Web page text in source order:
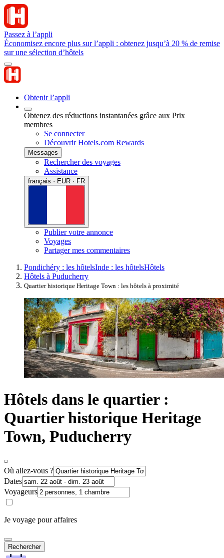
Passez à l’appli
Économisez encore plus sur l’appli : obtenez jusqu’à 20 % de remise
sur une sélection d’hôtels
Obtenir l’appli
Obtenez des réductions instantanées grâce aux Prix
membres
Se connecter
Découvrir Hotels.com Rewards
Messages
Rechercher des voyages
Assistance
français · EUR · FR
Publier votre annonce
Voyages
Partager mes commentaires
Pondichéry : les hôtelsInde : les hôtelsHôtels
Hôtels à Puducherry
Quartier historique Heritage Town : les hôtels à proximité
Hôtels dans le quartier :
Quartier historique Heritage
Town, Puducherry
Où allez-vous ?
Dates
Voyageurs
Je voyage pour affaires
Rechercher